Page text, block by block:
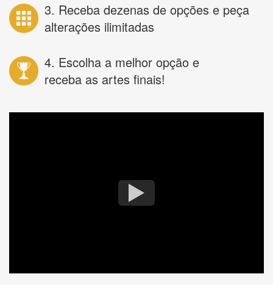
3. Receba dezenas de opções e peça
alterações ilimitadas
4. Escolha a melhor opção e
receba as artes finais!